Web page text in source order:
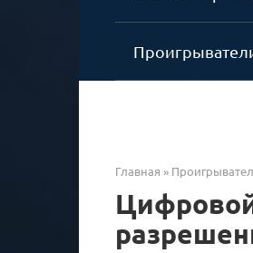
Главная »